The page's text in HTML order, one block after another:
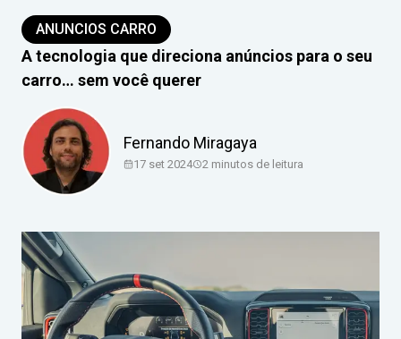
ANUNCIOS CARRO
A tecnologia que direciona anúncios para o seu
carro… sem você querer
Fernando Miragaya
17 set 2024 2 minutos de leitura